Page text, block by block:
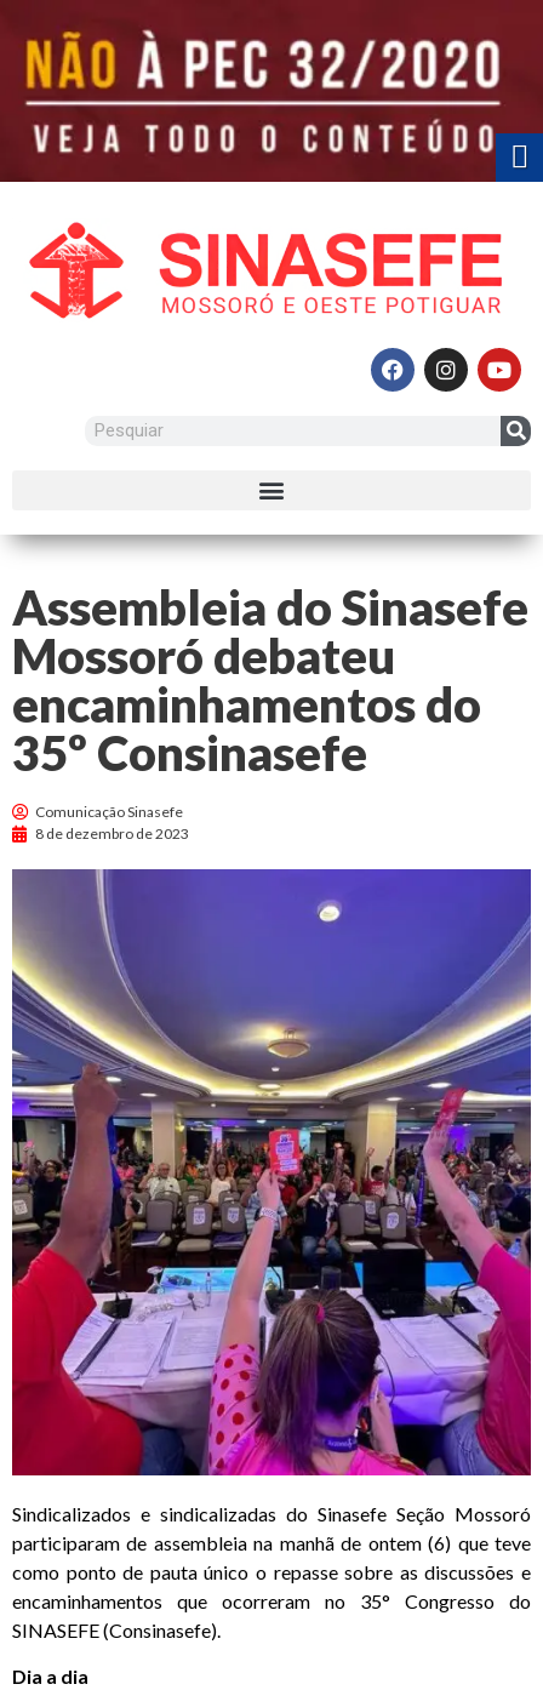
Assembleia do Sinasefe
Mossoró debateu
encaminhamentos do
35º Consinasefe
Comunicação Sinasefe
8 de dezembro de 2023
Sindicalizados e sindicalizadas do Sinasefe Seção Mossoró
participaram de assembleia na manhã de ontem (6) que teve
como ponto de pauta único o repasse sobre as discussões e
encaminhamentos que ocorreram no 35° Congresso do
SINASEFE (Consinasefe).
Dia a dia